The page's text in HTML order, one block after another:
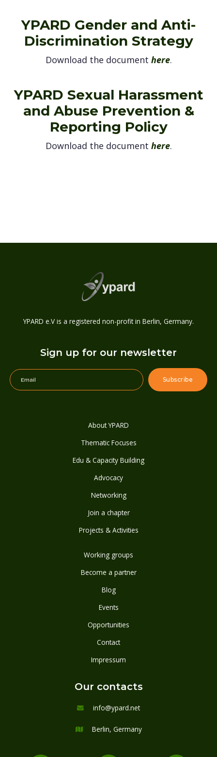
YPARD Gender and Anti-
Discrimination Strategy
Download the document here.
YPARD Sexual Harassment
and Abuse Prevention &
Reporting Policy
Download the document here.
YPARD e.V is a registered non-profit in Berlin, Germany.
Sign up for our newsletter
About YPARD
Thematic Focuses
Edu & Capacity Building
Advocacy
Networking
Join a chapter
Projects & Activities
Working groups
Become a partner
Blog
Events
Opportunities
Contact
Impressum
Our contacts
 info@ypard.net
 Berlin, Germany